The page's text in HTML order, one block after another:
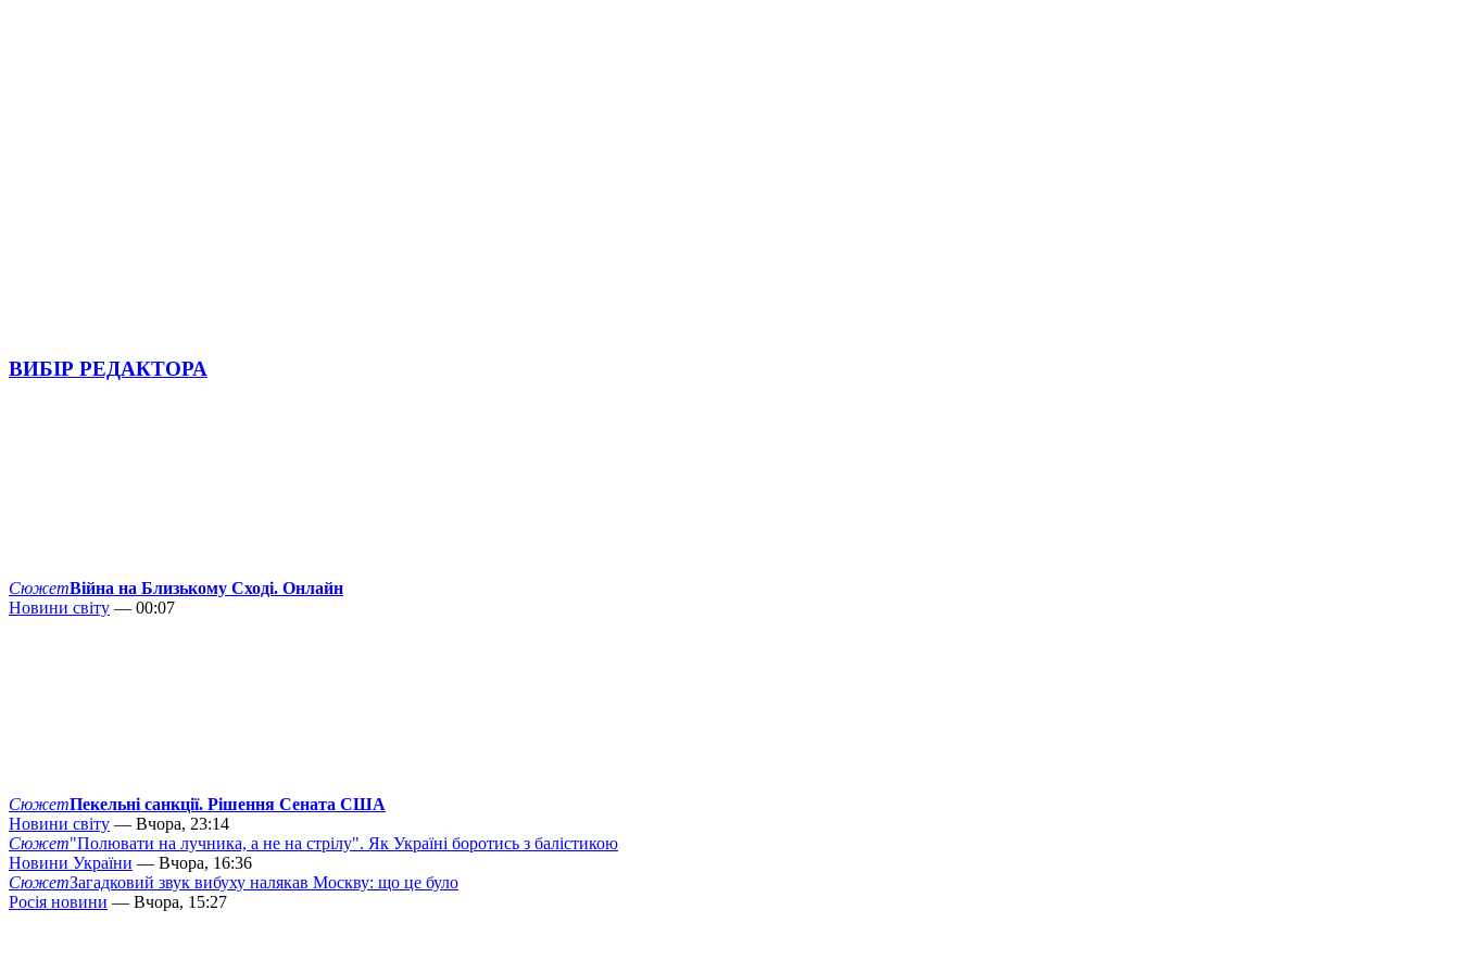
ВИБІР РЕДАКТОРА
СюжетВійна на Близькому Сході. Онлайн
Новини світу — 00:07
СюжетПекельні санкції. Рішення Сената США
Новини світу — Вчора, 23:14
Сюжет"Полювати на лучника, а не на стрілу". Як Україні боротись з балістикою
Новини України — Вчора, 16:36
СюжетЗагадковий звук вибуху налякав Москву: що це було
Росія новини — Вчора, 15:27